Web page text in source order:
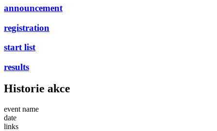
announcement
registration
start list
results
Historie akce
event name
date
links